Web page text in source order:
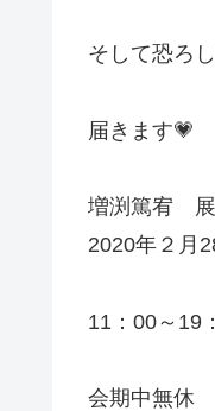
そして恐ろ
届きます💗
増渕篤宥 展
2020年２月
11：00～
会期中無休